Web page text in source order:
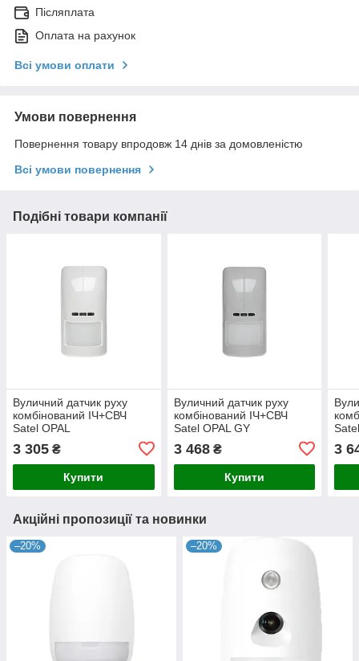
Післяплата
Оплата на рахунок
Всі умови оплати
Умови повернення
Повернення товару впродовж 14 днів за домовленістю
Всі умови повернення
Подібні товари компанії
Вуличний датчик руху
комбінований ІЧ+СВЧ
Satel OPAL
3 305 ₴
Купити
Вуличний датчик руху
комбінований ІЧ+СВЧ
Satel OPAL GY
3 468₴
Купити
3
Акційні пропозиції та новинки
–20% –20%